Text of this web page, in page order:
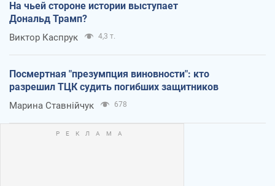
На чьей стороне истории выступает
Дональд Трамп?
Виктор Каспрук 4,3 т.
Посмертная "презумпция виновности": кто
разрешил ТЦК судить погибших защитников
Марина Ставнійчук 678